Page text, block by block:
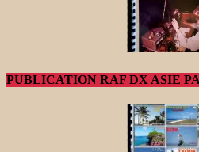
PUBLICATION RAF DX ASIE